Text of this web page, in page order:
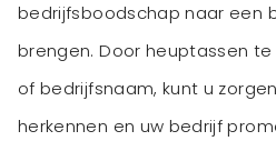
bedrijfsboodschap naar een
brengen. Door heuptassen
of bedrijfsnaam, kunt u
herkennen en uw bedrijf